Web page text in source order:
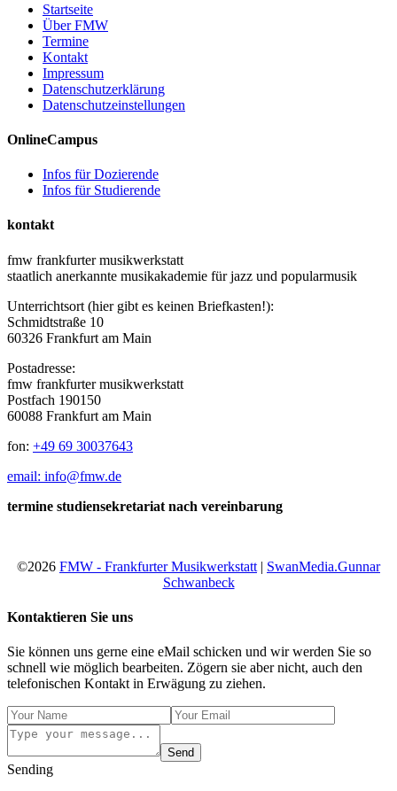
Startseite
Über FMW
Termine
Kontakt
Impressum
Datenschutzerklärung
Datenschutzeinstellungen
OnlineCampus
Infos für Dozierende
Infos für Studierende
kontakt
fmw frankfurter musikwerkstatt
staatlich anerkannte musikakademie für jazz und popularmusik
Unterrichtsort (hier gibt es keinen Briefkasten!):
Schmidtstraße 10
60326 Frankfurt am Main
Postadresse:
fmw frankfurter musikwerkstatt
Postfach 190150
60088 Frankfurt am Main
fon: +49 69 30037643
email: info@fmw.de
termine studiensekretariat nach vereinbarung
©2026 FMW - Frankfurter Musikwerkstatt | SwanMedia.Gunnar
Schwanbeck
Kontaktieren Sie uns
Sie können uns gerne eine eMail schicken und wir werden Sie so
schnell wie möglich bearbeiten. Zögern sie aber nicht, auch den
telefonischen Kontakt in Erwägung zu ziehen.
Send
Sending